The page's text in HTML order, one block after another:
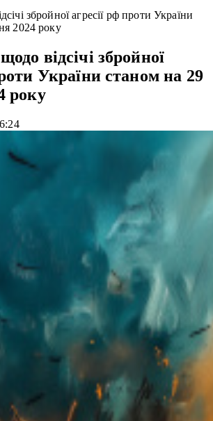
збройної агресії рф проти України
2024 року
відсічі збройної
України станом на 29
року